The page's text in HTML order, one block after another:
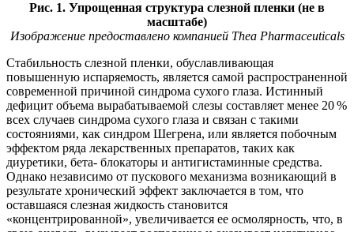
Рис. 1. Упрощенная структура слезной пленки (не в
масштабе)
Изображение предоставлено компанией Thea Pharmaceuticals
Стабильность слезной пленки, обуславливающая
повышенную испаряемость, является самой распространенной
современной причиной синдрома сухого глаза. Истинный
дефицит объема вырабатываемой слезы составляет менее 20 %
всех случаев синдрома сухого глаза и связан с такими
состояниями, как синдром Шегрена, или является побочным
эффектом ряда лекарственных препаратов, таких как
диуретики, бета- блокаторы и антигистаминные средства.
Однако независимо от пускового механизма возникающий в
результате хронический эффект заключается в том, что
оставшаяся слезная жидкость становится
«концентрированной», увеличивается ее осмолярность, что, в